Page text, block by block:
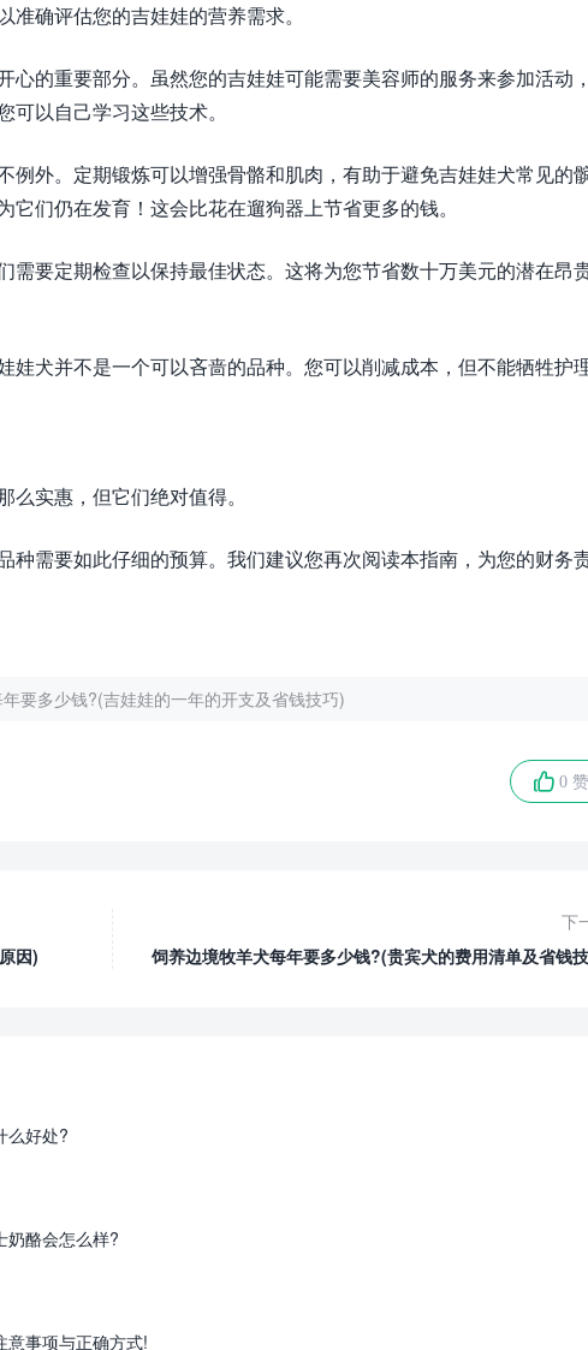
确评估您的吉娃娃的营养需求。
心的重要部分。虽然您的吉娃娃可能需要美容师的服务来参加活动
以自己学习这些技术。
例外。定期锻炼可以增强骨骼和肌肉，有助于避免吉娃娃犬常见的
们仍在发育！这会比花在遛狗器上节省更多的钱。
需要定期检查以保持最佳状态。这将为您节省数十万美元的潜在昂
娃犬并不是一个可以吝啬的品种。您可以削减成本，但不能牺牲护
实惠，但它们绝对值得。
种需要如此仔细的预算。我们建议您再次阅读本指南，为您的财务
要多少钱?(吉娃娃的一年的开支及省钱技巧)
0 赞
因)
下
饲养边境牧羊犬每年要多少钱?(贵宾犬的费用清单及省钱
么好处?
奶酪会怎么样?
意事项与正确方式!